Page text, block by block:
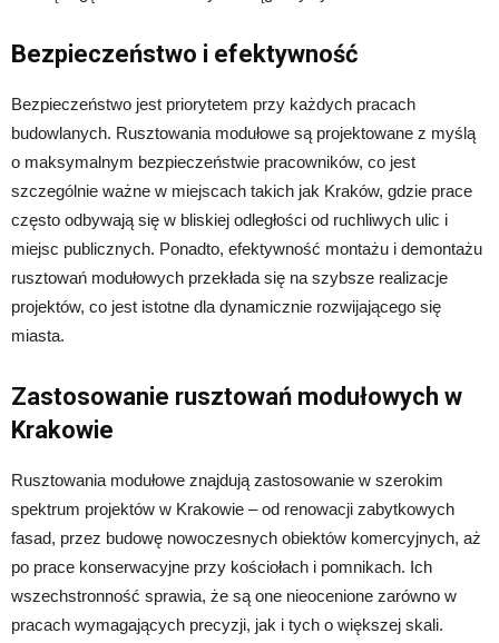
Bezpieczeństwo i efektywność
Bezpieczeństwo jest priorytetem przy każdych pracach
budowlanych. Rusztowania modułowe są projektowane z myślą
o maksymalnym bezpieczeństwie pracowników, co jest
szczególnie ważne w miejscach takich jak Kraków, gdzie prace
często odbywają się w bliskiej odległości od ruchliwych ulic i
miejsc publicznych. Ponadto, efektywność montażu i demontażu
rusztowań modułowych przekłada się na szybsze realizacje
projektów, co jest istotne dla dynamicznie rozwijającego się
miasta.
Zastosowanie rusztowań modułowych w
Krakowie
Rusztowania modułowe znajdują zastosowanie w szerokim
spektrum projektów w Krakowie – od renowacji zabytkowych
fasad, przez budowę nowoczesnych obiektów komercyjnych, aż
po prace konserwacyjne przy kościołach i pomnikach. Ich
wszechstronność sprawia, że są one nieocenione zarówno w
pracach wymagających precyzji, jak i tych o większej skali.